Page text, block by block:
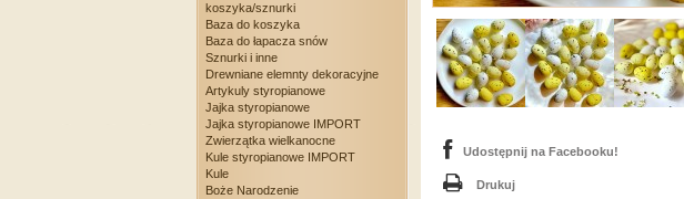
koszyka/sznurki
Baza do koszyka
Baza do łapacza snów
Sznurki i inne
Drewniane elemnty dekoracyjne
Artykuly styropianowe
Jajka styropianowe
Jajka styropianowe IMPORT
Zwierzątka wielkanocne
Kule styropianowe IMPORT
Kule
Boże Narodzenie
Udostępnij na Facebooku!
Drukuj